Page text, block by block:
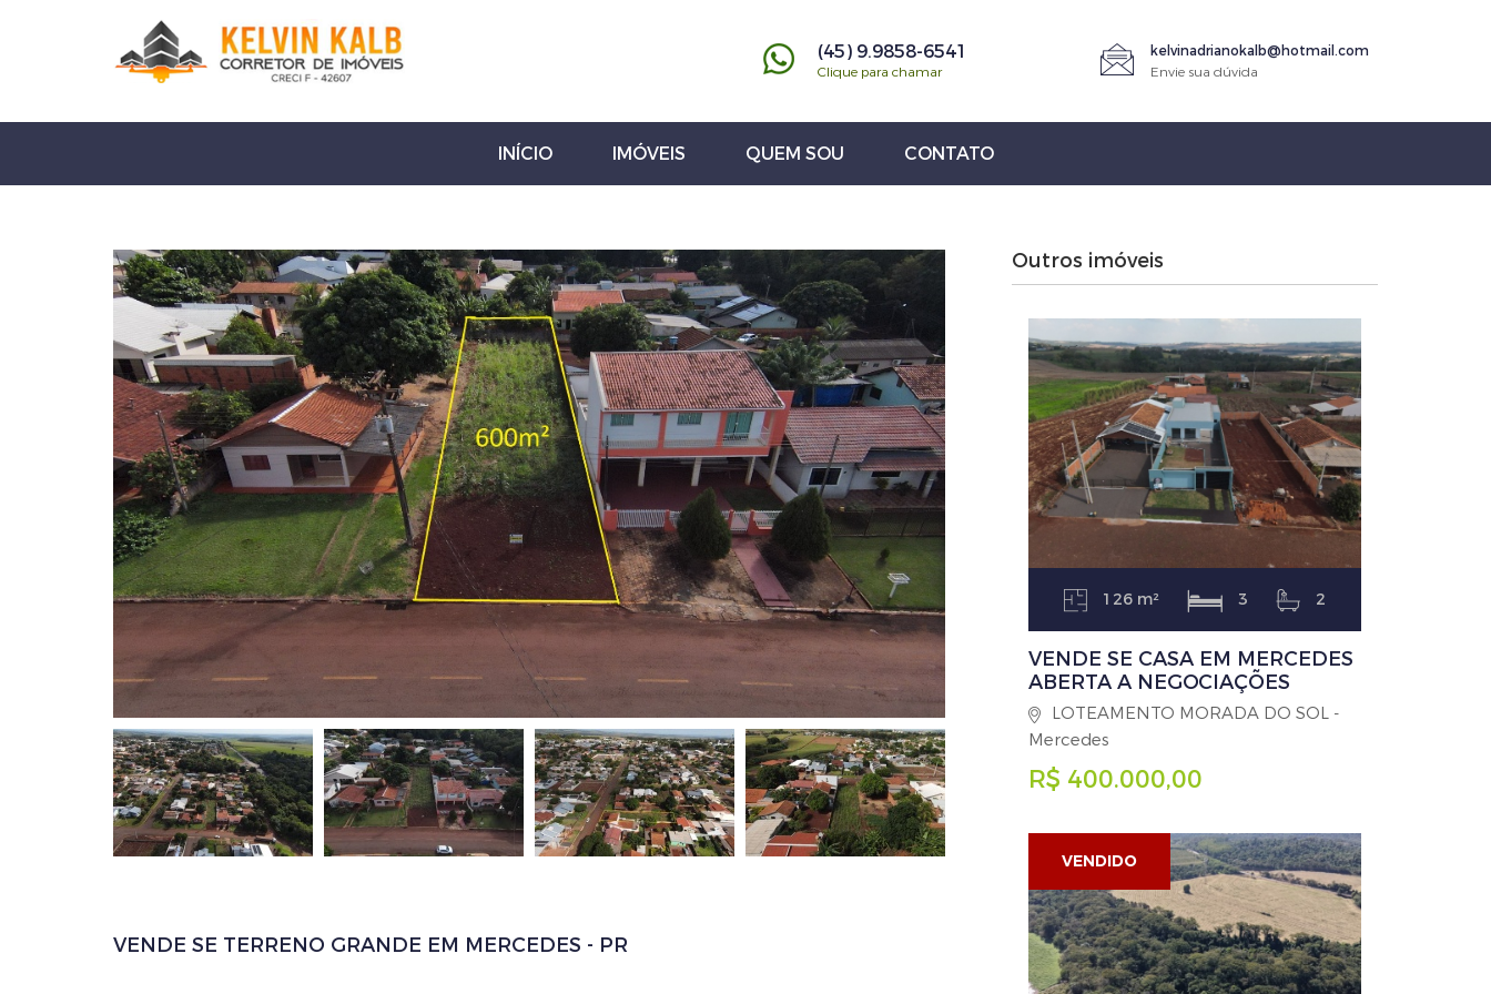
(45) 9.9858-6541
Clique para chamar
kelvinadrianokalb@hotmail.com
Envie sua dúvida
INÍCIO IMÓVEIS QUEM SOU CONTATO
VENDE SE TERRENO GRANDE EM MERCEDES - PR
Outros imóveis
126 m² 3 2
VENDE SE CASA EM MERCEDES
ABERTA A NEGOCIAÇÕES
LOTEAMENTO MORADA DO SOL -
Mercedes
R$ 400.000,00
VENDIDO